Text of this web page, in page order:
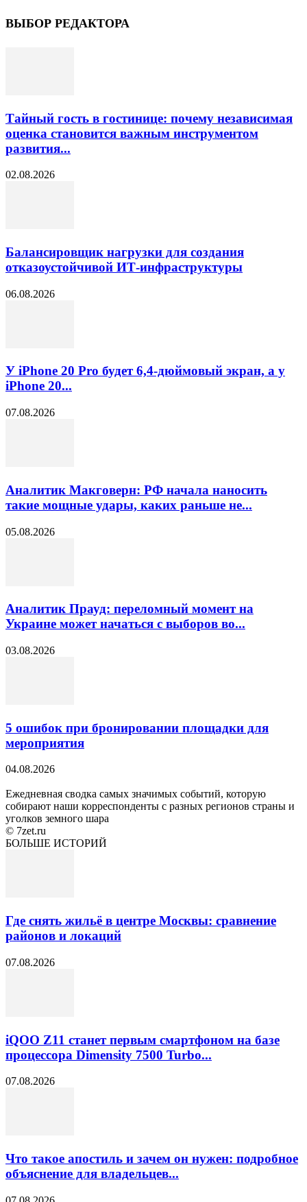
ВЫБОР РЕДАКТОРА
Тайный гость в гостинице: почему независимая
оценка становится важным инструментом
развития...
02.08.2026
Балансировщик нагрузки для создания
отказоустойчивой ИТ-инфраструктуры
06.08.2026
У iPhone 20 Pro будет 6,4-дюймовый экран, а у
iPhone 20...
07.08.2026
Аналитик Макговерн: РФ начала наносить
такие мощные удары, каких раньше не...
05.08.2026
Аналитик Прауд: переломный момент на
Украине может начаться с выборов во...
03.08.2026
5 ошибок при бронировании площадки для
мероприятия
04.08.2026
Ежедневная сводка самых значимых событий, которую
собирают наши корреспонденты с разных регионов страны и
уголков земного шара
© 7zet.ru
БОЛЬШЕ ИСТОРИЙ
Где снять жильё в центре Москвы: сравнение
районов и локаций
07.08.2026
iQOO Z11 станет первым смартфоном на базе
процессора Dimensity 7500 Turbo...
07.08.2026
Что такое апостиль и зачем он нужен: подробное
объяснение для владельцев...